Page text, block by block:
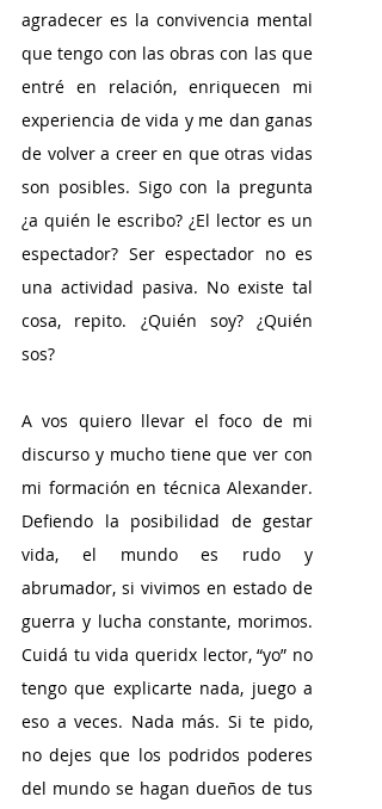
agradecer es la convivencia mental
que tengo con las obras con las que
entré en relación, enriquecen mi
experiencia de vida y me dan ganas
de volver a creer en que otras vidas
son posibles. Sigo con la pregunta
¿a quién le escribo? ¿El lector es un
espectador? Ser espectador no es
una actividad pasiva. No existe tal
cosa, repito. ¿Quién soy? ¿Quién
sos?
A vos quiero llevar el foco de mi
discurso y mucho tiene que ver con
mi formación en técnica Alexander.
Defiendo la posibilidad de gestar
vida, el mundo es rudo y
abrumador, si vivimos en estado de
guerra y lucha constante, morimos.
Cuidá tu vida queridx lector, “yo” no
tengo que explicarte nada, juego a
eso a veces. Nada más. Si te pido,
no dejes que los podridos poderes
del mundo se hagan dueños de tus